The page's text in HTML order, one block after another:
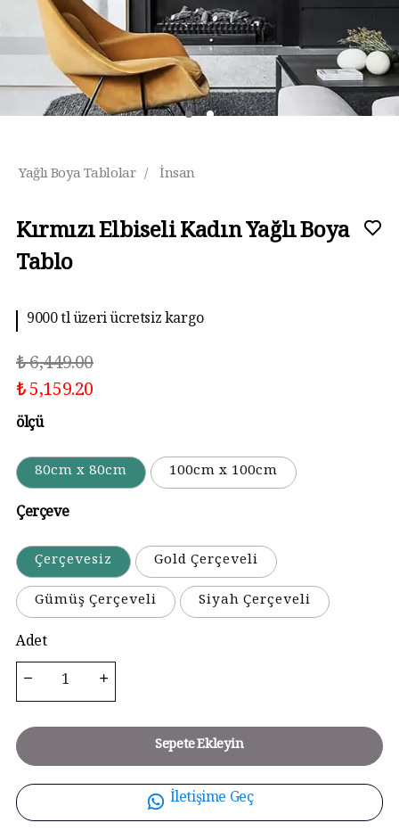
Yağlı Boya Tablolar / İnsan
Kırmızı Elbiseli Kadın Yağlı Boya
Tablo
10 aya kadar taksit imkanı
₺ 6,449.00
₺ 5,159.20
ölçü
80cm x 80cm 100cm x 100cm
Çerçeve
Çerçevesiz
Gold Çerçeveli
Gümüş Çerçeveli
Siyah Çerçeveli
Adet
Sepete Ekleyin
İletişime Geç